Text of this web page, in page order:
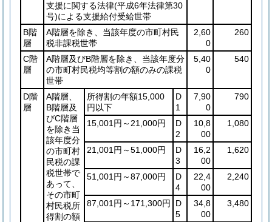
支援に関する法律(平成6年法律第30
号)による支援給付受給世帯
B階
層
A階層を除き、当該年度の市町村民
税非課税世帯
2,60
0
260
C階
層
A階層及びB階層を除き、当該年度分
の市町村民税均等割の額のみの課税
世帯
5,40
0
540
D階
層
A階層、
B階層及
びC階層
を除き当
該年度分
の市町村
民税の課
税世帯で
あって、
その市町
村民税所
得割の額
所得割の年額15,000
円以下
D
1
7,90
0
790
15,001円～21,000円
D
2
10,8
00
1,080
21,001円～51,000円
D
3
16,2
00
1,620
51,001円～87,000円
D
4
22,4
00
2,240
87,001円～171,300円
D
5
34,8
00
3,480